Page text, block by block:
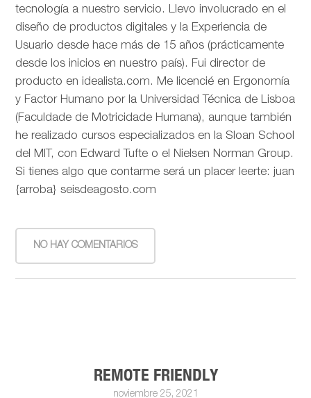
tecnología a nuestro servicio. Llevo involucrado en el
diseño de productos digitales y la Experiencia de
Usuario desde hace más de 15 años (prácticamente
desde los inicios en nuestro país). Fui director de
producto en idealista.com. Me licencié en Ergonomía
y Factor Humano por la Universidad Técnica de Lisboa
(Faculdade de Motricidade Humana), aunque también
he realizado cursos especializados en la Sloan School
del MIT, con Edward Tufte o el Nielsen Norman Group.
Si tienes algo que contarme será un placer leerte: juan
{arroba} seisdeagosto.com
NO HAY COMENTARIOS
REMOTE FRIENDLY
noviembre 25, 2021